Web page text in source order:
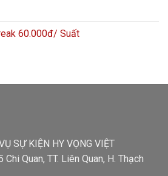
60.000đ/ Suất
SỰ KIỆN HY VỌNG VIỆT
Quan, TT. Liên Quan, H. Thạch